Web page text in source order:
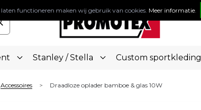
Stanley / Stella Custom sportkleding
Accessoires > Draadloze oplader bamboe & glas 10W
functioneren maken wij gebruik van cookies. Meer informatie.